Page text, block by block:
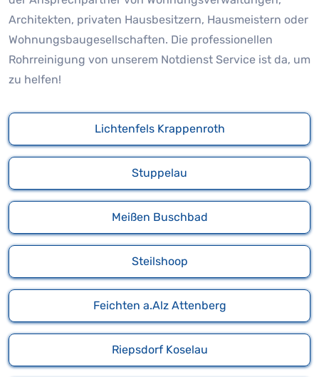
Architekten, privaten Hausbesitzern, Hausmeistern oder
Wohnungsbaugesellschaften. Die professionellen
Rohrreinigung von unserem Notdienst Service ist da, um
zu helfen!
Lichtenfels Krappenroth
Stuppelau
Meißen Buschbad
Steilshoop
Feichten a.Alz Attenberg
Riepsdorf Koselau